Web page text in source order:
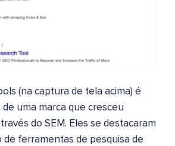
(na captura de tela acima) é
uma marca que cresceu
do SEM. Eles se destacaram
ferramentas de pesquisa de